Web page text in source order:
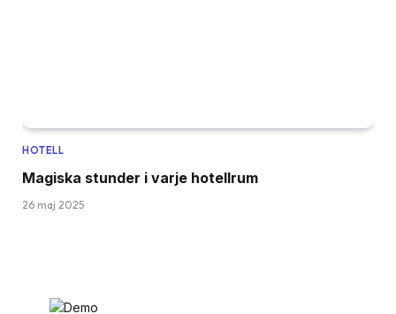
HOTELL
Magiska stunder i varje hotellrum
26 maj 2025